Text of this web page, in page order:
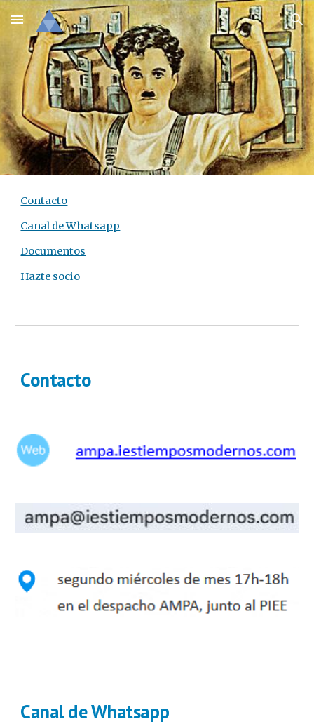
Skip to main content Skip to navigation
Contacto
Canal de Whatsapp
Documentos
Hazte socio
Contacto
Canal de Whatsapp